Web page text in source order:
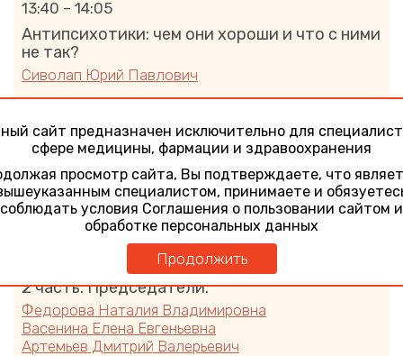
13:40 – 14:05
Антипсихотики: чем они хороши и что с ними
не так?
Сиволап Юрий Павлович
14:05 – 14:25
Дискуссия. Ответы на вопросы
14:25 – 14:35
Перерыв
2 часть. Председатели:
Федорова Наталия Владимировна
Васенина Елена Евгеньевна
Артемьев Дмитрий Валерьевич
сайт предназначен исключительно для
сфере медицины, фармации и здравоохранения
просмотр сайта, Вы подтверждаете, что
специалистом, принимаете и
соблюдать условия Соглашения о пользовании сайтом и
обработке персональных данных
Продолжить